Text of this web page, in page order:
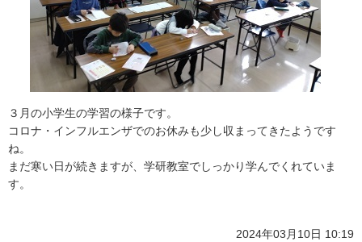
３月の小学生の学習の様子です。
コロナ・インフルエンザでのお休みも少し収まってきたようです
ね。
まだ寒い日が続きますが、学研教室でしっかり学んでくれていま
す。
2024年03月10日 10:19